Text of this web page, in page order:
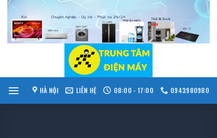
Skip
content
HÀ NỘI LIÊN HỆ 08:00 - 17:00 0943980980